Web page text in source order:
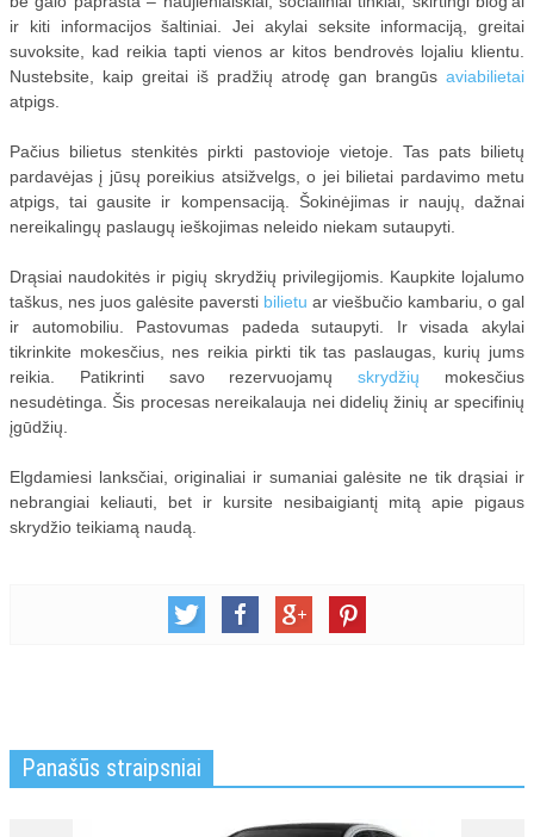
ir kiti informacijos šaltiniai. Jei akylai seksite informaciją, greitai
suvoksite, kad reikia tapti vienos ar kitos bendrovės lojaliu klientu.
Nustebsite, kaip greitai iš pradžių atrodę gan brangūs aviabilietai
atpigs.
Pačius bilietus stenkitės pirkti pastovioje vietoje. Tas pats bilietų
pardavėjas į jūsų poreikius atsižvelgs, o jei bilietai pardavimo metu
atpigs, tai gausite ir kompensaciją. Šokinėjimas ir naujų, dažnai
nereikalingų paslaugų ieškojimas neleido niekam sutaupyti.
Drąsiai naudokitės ir pigių skrydžių privilegijomis. Kaupkite lojalumo
taškus, nes juos galėsite paversti bilietu ar viešbučio kambariu, o gal
ir automobiliu. Pastovumas padeda sutaupyti. Ir visada akylai
tikrinkite mokesčius, nes reikia pirkti tik tas paslaugas, kurių jums
reikia. Patikrinti savo rezervuojamųskrydžių mokesčius
nesudėtinga. Šis procesas nereikalauja nei didelių žinių ar specifinių
įgūdžių.
Elgdamiesi lanksčiai, originaliai ir sumaniai galėsite ne tik drąsiai ir
nebrangiai keliauti, bet ir kursite nesibaigiantį mitą apie pigaus
skrydžio teikiamą naudą.
Panašūs straipsniai